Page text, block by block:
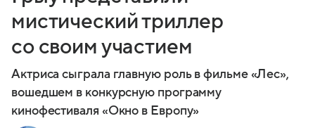
мистический триллер
со своим участием
Актриса сыграла главную роль в фильме «Лес»,
вошедшем в конкурсную программу
кинофестиваля «Окно в Европу»